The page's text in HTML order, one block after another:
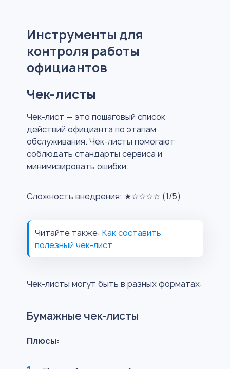
Инструменты для
контроля работы
официантов
Чек-листы
Чек-лист — это пошаговый список
действий официанта по этапам
обслуживания. Чек-листы помогают
соблюдать стандарты сервиса и
минимизировать ошибки.
Сложность внедрения: ★☆☆☆☆ (1/5)
Читайте также: Как составить
полезный чек-лист
Чек-листы могут быть в разных форматах:
Бумажные чек-листы
Плюсы: